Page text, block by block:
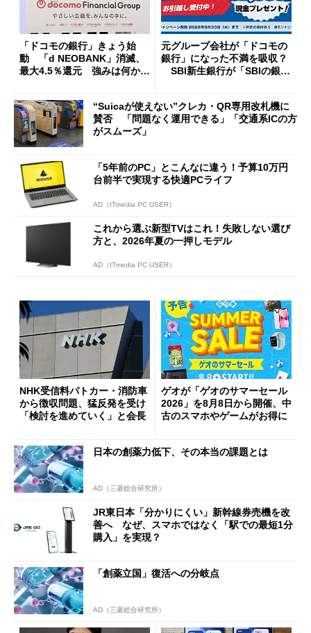
「ドコモの銀行」きょう始
動 「d NEOBANK」消滅、
最大4.5％還元 強みは何か解
元グループ会社が「ドコモの
銀行」になった不満を吸収？
SBI新生銀行が「SBIの銀
開催
“Suicaが使えない”クレカ・QR専用改札機に
賛否 「問題なく運用できる」「交通系ICの方
がスムーズ」
「5年前のPC」とこんなに違う！予算10万円
台前半で実現する快適PCライフ
AD（ITmedia PC USER）
これから選ぶ新型TVはこれ！失敗しない選び
方と、2026年夏の一押しモデル
AD（ITmedia PC USER）
NHK受信料パトカー・消防車
から徴収問題、猛反発を受け
「検討を進めていく」と会長
ゲオが「ゲオのサマーセール
2026」を8月8日から開催、中
古のスマホやゲームがお得に
日本の創薬力低下、その本当の課題とは
AD（三菱総合研究所）
JR東日本「分かりにくい」新幹線券売機を改
善へ なぜ、スマホではなく「駅での最短1分
購入」を実現？
「創薬立国」復活への分岐点
AD（三菱総合研究所）